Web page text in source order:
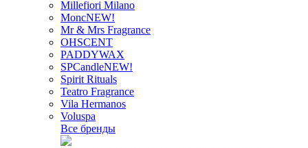
Millefiori Milano
MoncNEW!
Mr & Mrs Fragrance
OHSCENT
PADDYWAX
SPCandleNEW!
Spirit Rituals
Teatro Fragrance
Vila Hermanos
Voluspa
Все бренды